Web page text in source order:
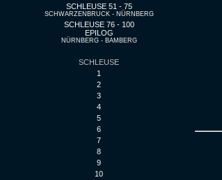
SCHLEUSE 51 - 75
SCHWARZENBRUCK - NÜRNBERG
SCHLEUSE 76 - 100
EPILOG
NÜRNBERG - BAMBERG
SCHLEUSE
1
2
3
4
5
6
7
8
9
10